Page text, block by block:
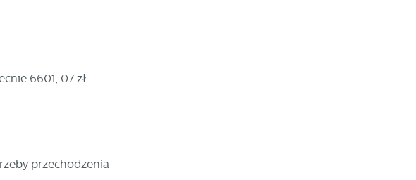
6601, 07 zł.
przechodzenia